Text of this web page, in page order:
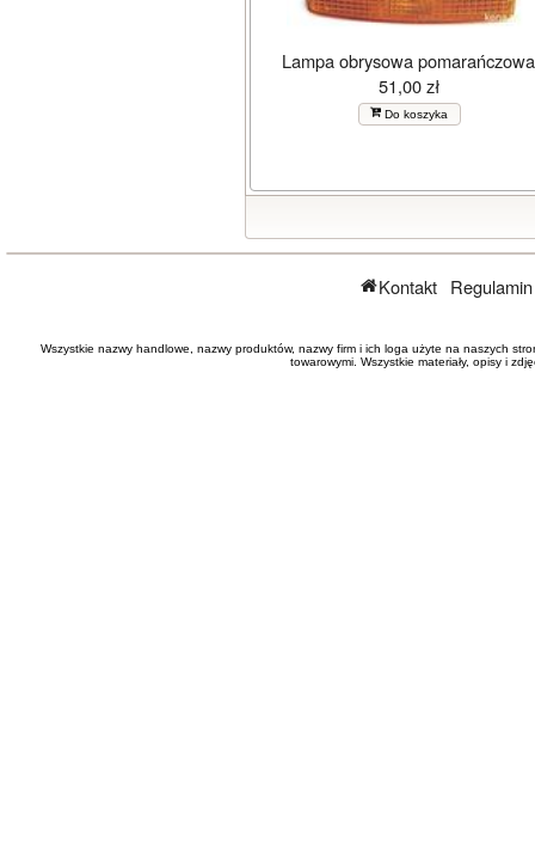
Lampa obrysowa pomarańczowa
51,00 zł
Do koszyka
Kontakt
Wszystkie nazwy handlowe, nazwy produktów, nazwy firm i ich loga użyte na naszych
towarowymi. Wszystkie materiały, opisy i